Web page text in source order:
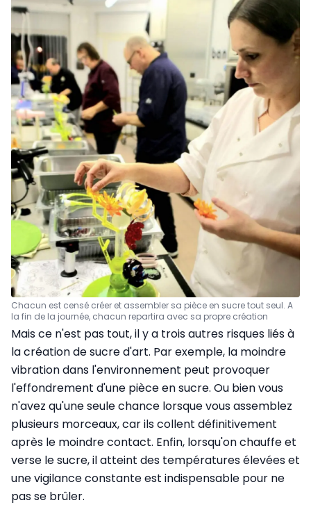
Chacun est censé créer et assembler sa pièce en sucre tout seul. A
la fin de la journée, chacun repartira avec sa propre création
Mais ce n'est pas tout, il y a trois autres risques liés à
la création de sucre d'art. Par exemple, la moindre
vibration dans l'environnement peut provoquer
l'effondrement d'une pièce en sucre. Ou bien vous
n'avez qu'une seule chance lorsque vous assemblez
plusieurs morceaux, car ils collent définitivement
après le moindre contact. Enfin, lorsqu'on chauffe et
verse le sucre, il atteint des températures élevées et
une vigilance constante est indispensable pour ne
pas se brûler.